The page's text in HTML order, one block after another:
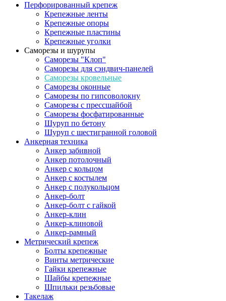
Перфорированный крепеж
Крепежные ленты
Крепежные опоры
Крепежные пластины
Крепежные уголки
Саморезы и шурупы
Саморезы "Клоп"
Саморезы для сэндвич-панелей
Саморезы кровельные
Саморезы оконные
Саморезы по гипсоволокну
Саморезы с прессшайбой
Саморезы фосфатированные
Шуруп по бетону
Шуруп с шестигранной головой
Анкерная техника
Анкер забивной
Анкер потолочный
Анкер с кольцом
Анкер с костылем
Анкер с полукольцом
Анкер-болт
Анкер-болт с гайкой
Анкер-клин
Анкер-клиновой
Анкер-рамный
Метрический крепеж
Болты крепежные
Винты метрические
Гайки крепежные
Шайбы крепежные
Шпильки резьбовые
Такелаж